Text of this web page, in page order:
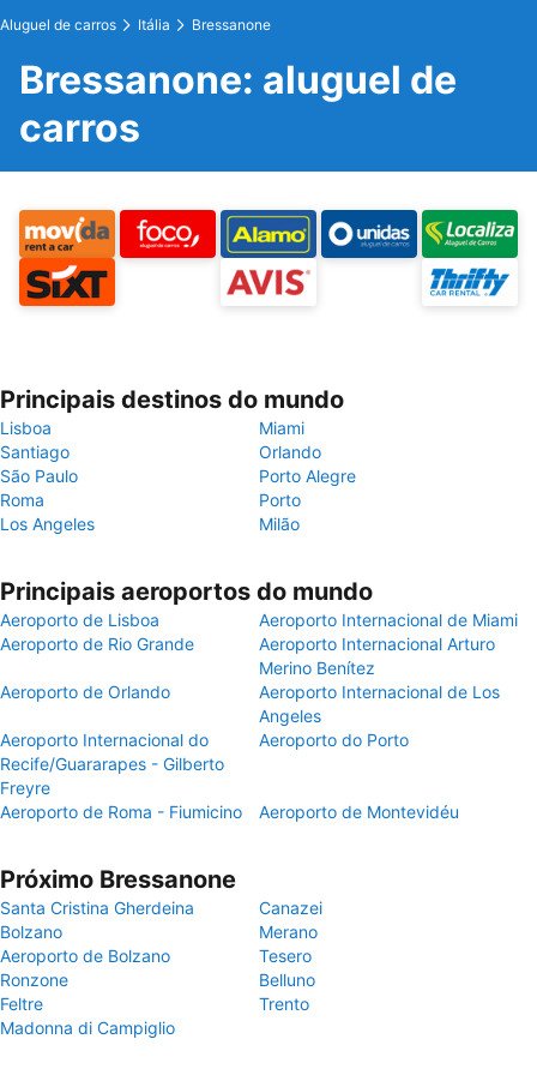
Aluguel de carros Itália Bressanone
Bressanone: aluguel de
carros
Principais destinos do mundo
Lisboa
Miami
Santiago
Orlando
São Paulo
Porto Alegre
Roma
Porto
Los Angeles
Milão
Principais aeroportos do mundo
Aeroporto de Lisboa
Aeroporto Internacional de Miami
Aeroporto de Rio Grande
Aeroporto Internacional Arturo
Merino Benítez
Aeroporto de Orlando
Aeroporto Internacional de Los
Angeles
Aeroporto Internacional do
Recife/Guararapes - Gilberto
Freyre
Aeroporto do Porto
Aeroporto de Roma - Fiumicino Aeroporto de Montevidéu
Próximo Bressanone
Santa Cristina Gherdeina
Canazei
Bolzano
Merano
Aeroporto de Bolzano
Tesero
Ronzone
Belluno
Feltre
Trento
Madonna di Campiglio